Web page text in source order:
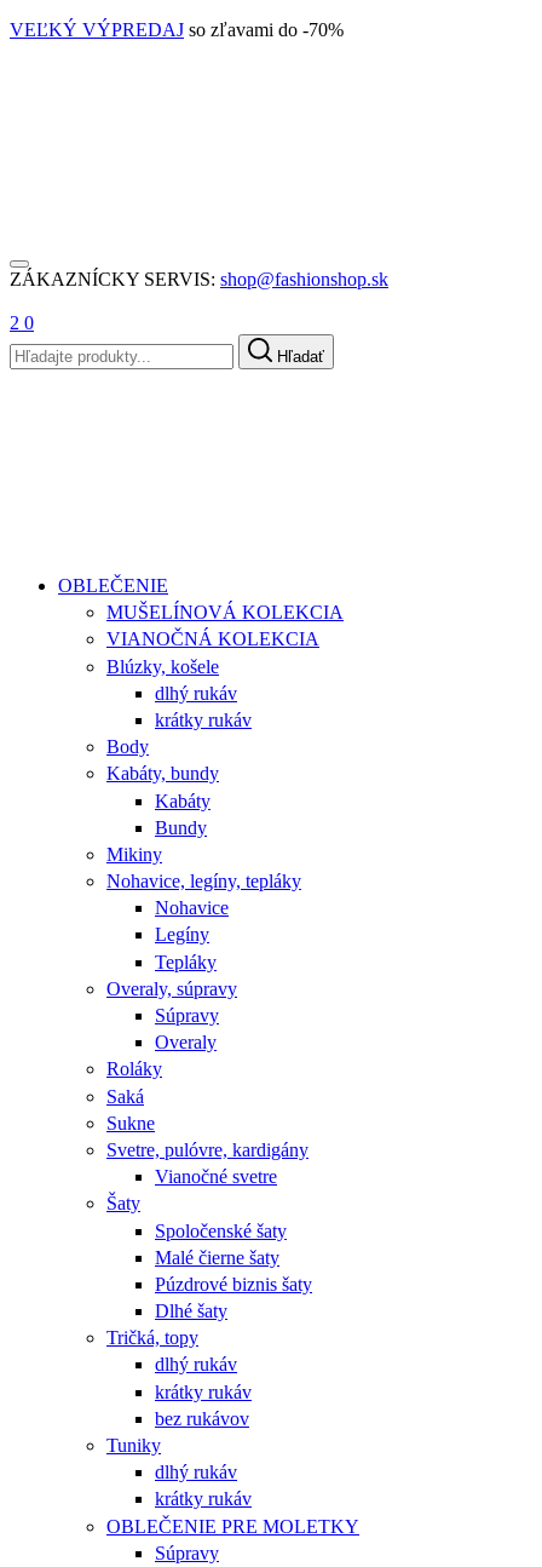
VEĽKÝ VÝPREDAJ so zľavami do -70%
ZÁKAZNÍCKY SERVIS: shop@fashionshop.sk
2 0
Hľadať
OBLEČENIE
MUŠELÍNOVÁ KOLEKCIA
VIANOČNÁ KOLEKCIA
Blúzky, košele
dlhý rukáv
krátky rukáv
Body
Kabáty, bundy
Kabáty
Bundy
Mikiny
Nohavice, legíny, tepláky
Nohavice
Legíny
Tepláky
Overaly, súpravy
Súpravy
Overaly
Roláky
Saká
Sukne
Svetre, pulóvre, kardigány
Vianočné svetre
Šaty
Spoločenské šaty
Malé čierne šaty
Púzdrové biznis šaty
Dlhé šaty
Tričká, topy
dlhý rukáv
krátky rukáv
bez rukávov
Tuniky
dlhý rukáv
krátky rukáv
OBLEČENIE PRE MOLETKY
Súpravy